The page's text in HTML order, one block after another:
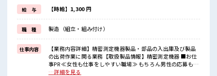
派手過ぎなければ髪型や髪色自由♪
(規定有)≪ラクラク制服アリ≫
制服があるので、
毎日の服装の悩み解消♪
≪自分に向いている仕事が探せる≫
困った事などがあれば、
担当がしっかりサポートします！
■職場の雰囲気
給 与 【時給】1,300 円
職 種 製造（組立・組み付け）
仕事内容
【業務内容詳細】精密測定機器製品・部品の入出庫及び製品
の出荷作業に関る業務【取扱製品情報】精密測定機器 ■お仕
事PR ≪女性も仕事をしやすい職場≫ もちろん男性の応募も歓
迎！ ≪残業多めでがっつり稼ぐ≫ 高収入を希望される方にオ
…詳細を見る